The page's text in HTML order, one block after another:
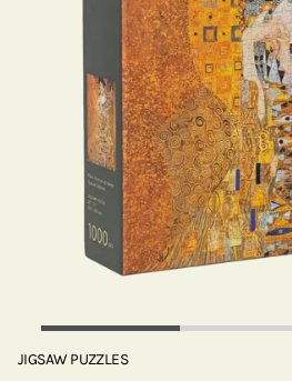
JIGSAW PUZZLES